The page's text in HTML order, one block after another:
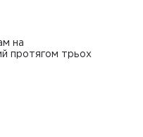
на
протягом трьох